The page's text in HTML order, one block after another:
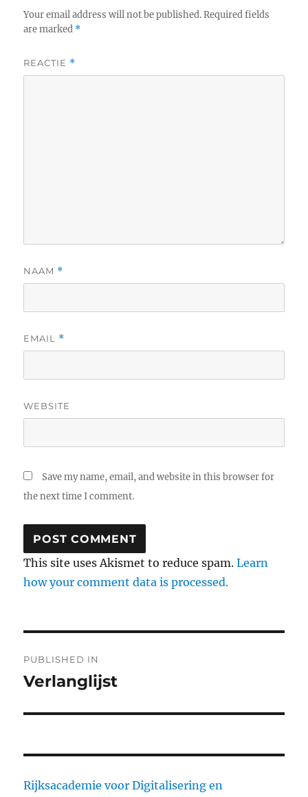
Your email address will not be published. Required fields
are marked *
REACTIE *
NAAM *
EMAIL *
WEBSITE
Save my name, email, and website in this browser for
the next time I comment.
This site uses Akismet to reduce spam.Learn
how your comment data is processed.
navigation
PUBLISHED IN
Verlanglijst
Rijksacademie voor Digitalisering en